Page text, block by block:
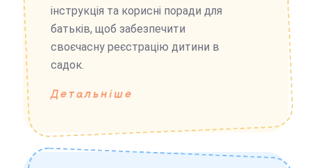
інструкція та корисні поради для
батьків, щоб забезпечити
своєчасну реєстрацію дитини в
садок.
Детальніше